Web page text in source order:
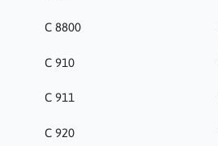
C 8800
C 910
C 911
C 920